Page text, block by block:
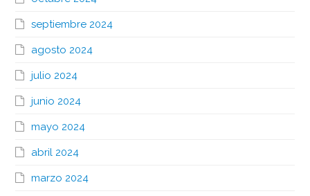
septiembre 2024
agosto 2024
julio 2024
junio 2024
mayo 2024
abril 2024
marzo 2024